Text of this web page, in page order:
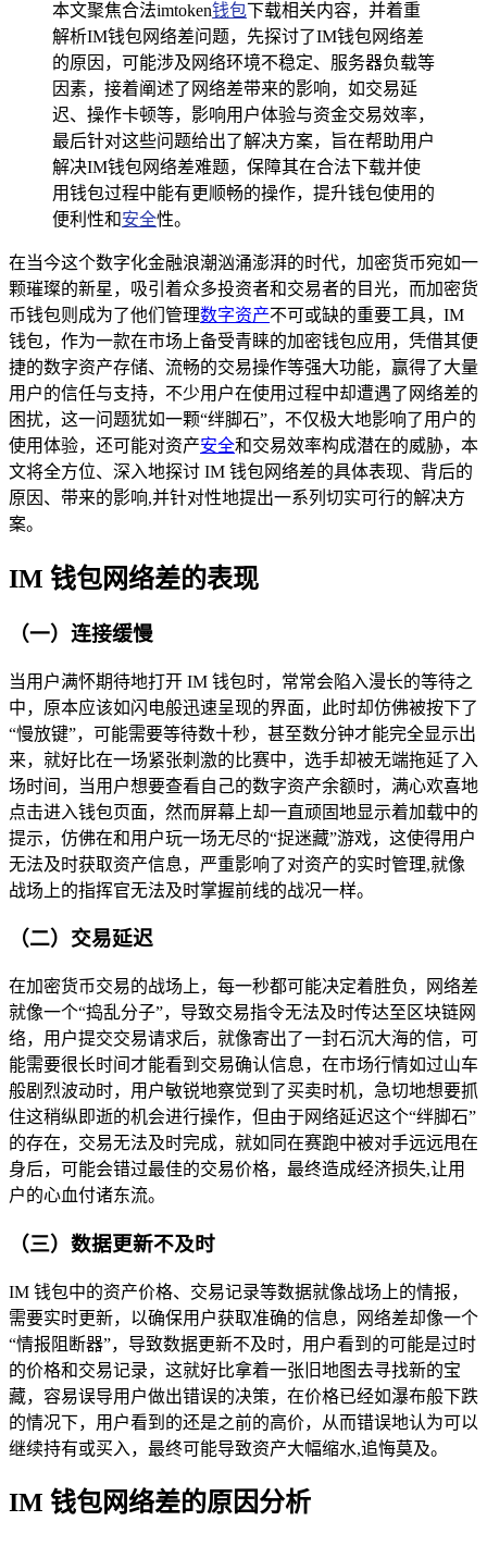
本文聚焦合法imtoken钱包下载相关内容，并着重
解析IM钱包网络差问题，先探讨了IM钱包网络差
的原因，可能涉及网络环境不稳定、服务器负载等
因素，接着阐述了网络差带来的影响，如交易延
迟、操作卡顿等，影响用户体验与资金交易效率，
最后针对这些问题给出了解决方案，旨在帮助用户
解决IM钱包网络差难题，保障其在合法下载并使
用钱包过程中能有更顺畅的操作，提升钱包使用的
便利性和安全性。
在当今这个数字化金融浪潮汹涌澎湃的时代，加密货币宛如一
颗璀璨的新星，吸引着众多投资者和交易者的目光，而加密货
币钱包则成为了他们管理数字资产不可或缺的重要工具，IM
钱包，作为一款在市场上备受青睐的加密钱包应用，凭借其便
捷的数字资产存储、流畅的交易操作等强大功能，赢得了大量
用户的信任与支持，不少用户在使用过程中却遭遇了网络差的
困扰，这一问题犹如一颗“绊脚石”，不仅极大地影响了用户的
使用体验，还可能对资产安全和交易效率构成潜在的威胁，本
文将全方位、深入地探讨 IM 钱包网络差的具体表现、背后的
原因、带来的影响,并针对性地提出一系列切实可行的解决方
案。
IM 钱包网络差的表现
（一）连接缓慢
当用户满怀期待地打开 IM 钱包时，常常会陷入漫长的等待之
中，原本应该如闪电般迅速呈现的界面，此时却仿佛被按下了
“慢放键”，可能需要等待数十秒，甚至数分钟才能完全显示出
来，就好比在一场紧张刺激的比赛中，选手却被无端拖延了入
场时间，当用户想要查看自己的数字资产余额时，满心欢喜地
点击进入钱包页面，然而屏幕上却一直顽固地显示着加载中的
提示，仿佛在和用户玩一场无尽的“捉迷藏”游戏，这使得用户
无法及时获取资产信息，严重影响了对资产的实时管理,就像
战场上的指挥官无法及时掌握前线的战况一样。
（二）交易延迟
在加密货币交易的战场上，每一秒都可能决定着胜负，网络差
就像一个“捣乱分子”，导致交易指令无法及时传达至区块链网
络，用户提交交易请求后，就像寄出了一封石沉大海的信，可
能需要很长时间才能看到交易确认信息，在市场行情如过山车
般剧烈波动时，用户敏锐地察觉到了买卖时机，急切地想要抓
住这稍纵即逝的机会进行操作，但由于网络延迟这个“绊脚石”
的存在，交易无法及时完成，就如同在赛跑中被对手远远甩在
身后，可能会错过最佳的交易价格，最终造成经济损失,让用
户的心血付诸东流。
（三）数据更新不及时
IM 钱包中的资产价格、交易记录等数据就像战场上的情报，
需要实时更新，以确保用户获取准确的信息，网络差却像一个
“情报阻断器”，导致数据更新不及时，用户看到的可能是过时
的价格和交易记录，这就好比拿着一张旧地图去寻找新的宝
藏，容易误导用户做出错误的决策，在价格已经如瀑布般下跌
的情况下，用户看到的还是之前的高价，从而错误地认为可以
继续持有或买入，最终可能导致资产大幅缩水,追悔莫及。
IM 钱包网络差的原因分析